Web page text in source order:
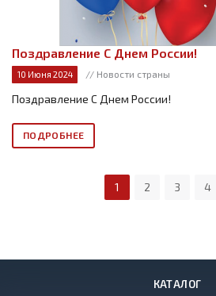
Поздравление С Днем России!
10 Июня 2024 // Новости страны
Поздравление С Днем России!
ПОДРОБНЕЕ
1 2 3 4
КАТАЛОГ